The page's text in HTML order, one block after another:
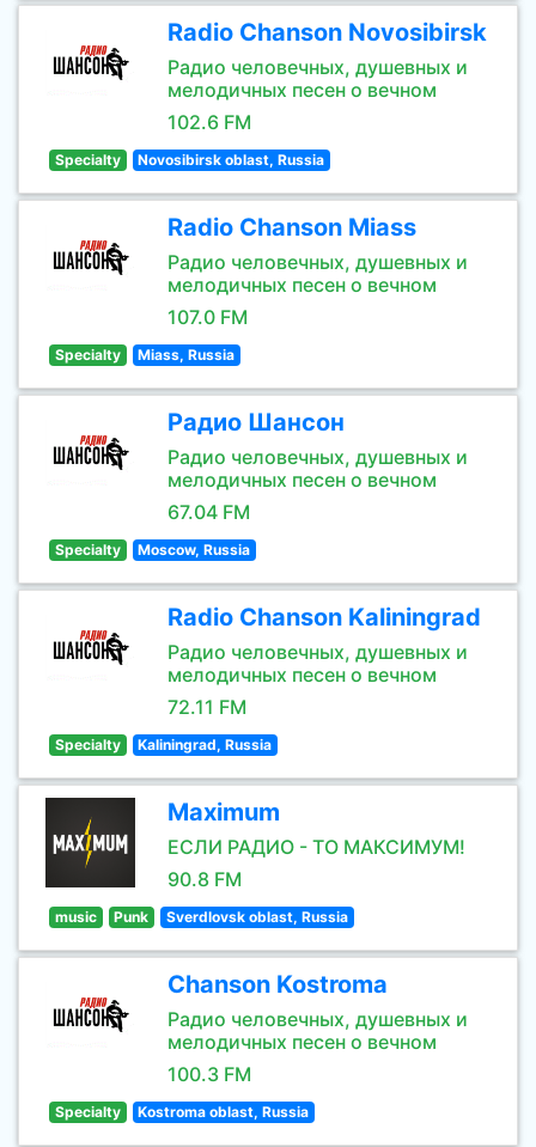
Radio Chanson Novosibirsk
Радио человечных, душевных и
мелодичных песен о вечном
102.6 FM
Specialty Novosibirsk oblast, Russia
Radio Chanson Miass
Радио человечных, душевных и
мелодичных песен о вечном
107.0 FM
Specialty Miass, Russia
Радио Шансон
Радио человечных, душевных и
мелодичных песен о вечном
67.04 FM
Specialty Moscow, Russia
Radio Chanson Kaliningrad
Радио человечных, душевных и
мелодичных песен о вечном
72.11 FM
Specialty Kaliningrad, Russia
Maximum
ЕСЛИ РАДИО - ТО МАКСИМУМ!
90.8 FM
music Punk Sverdlovsk oblast, Russia
Chanson Kostroma
Радио человечных, душевных и
мелодичных песен о вечном
100.3 FM
Specialty Kostroma oblast, Russia